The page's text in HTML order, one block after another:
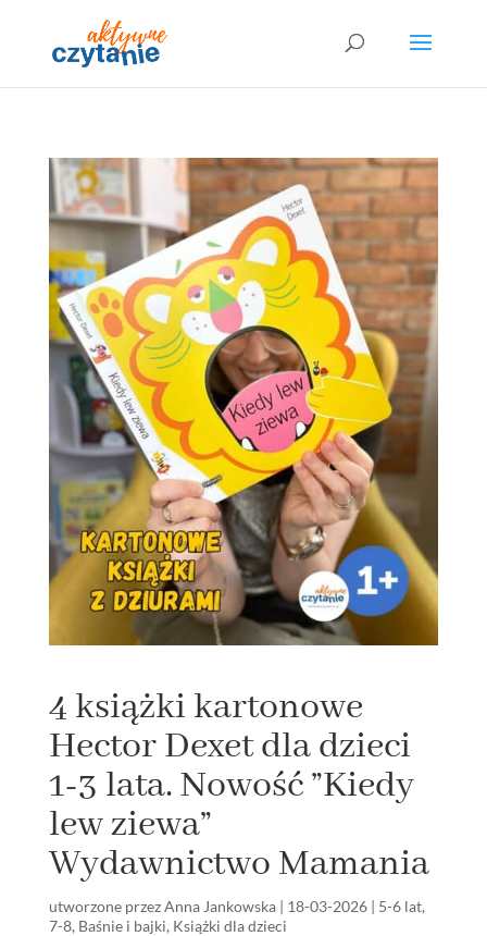
4 książki kartonowe
Hector Dexet dla dzieci
1-3 lata. Nowość ”Kiedy
lew ziewa”
Wydawnictwo Mamania
utworzone przezAnna Jankowska| 18-03-2026| 5-6 lat,
7-8, Baśnie i bajki, Książki dla dzieci